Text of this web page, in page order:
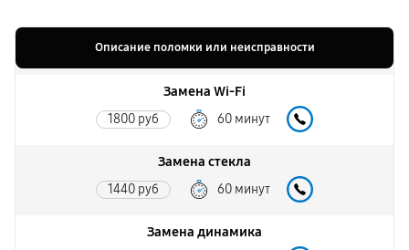
Описание поломки или неисправности
Замена Wi-Fi
1800 руб 60 минут
Замена стекла
1440 руб 60 минут
Замена динамика